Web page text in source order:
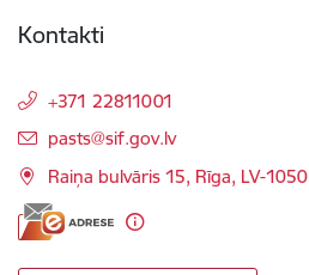
Kontakti
+371 22811001
E-pasts:
pasts@sif.gov.lv
Raiņa bulvāris 15, Rīga, LV-1050